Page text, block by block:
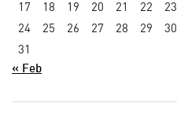
17
18 19 20 21 22
23
24
25 26 27 28 29
30
31
« Feb